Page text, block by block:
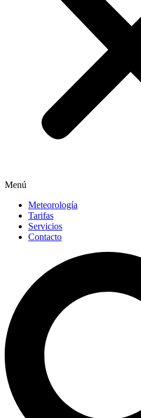
Menú
Meteorología
Tarifas
Servicios
Contacto